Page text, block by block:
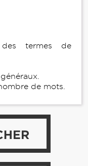
des termes de
de mots.